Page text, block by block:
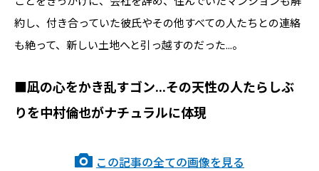
約し、付き合っていた彼氏やその他すべての人たちとの連絡
も絶って、新しい土地へと引っ越すのだった...。
■凪の心をかき乱すゴン...その天性の人たらしぶ
りを中村倫也がナチュラルに体現
この記事の全ての画像を見る